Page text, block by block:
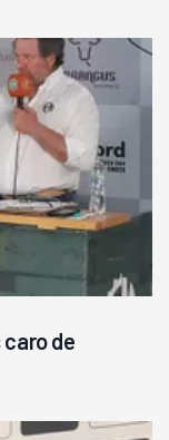
caro de